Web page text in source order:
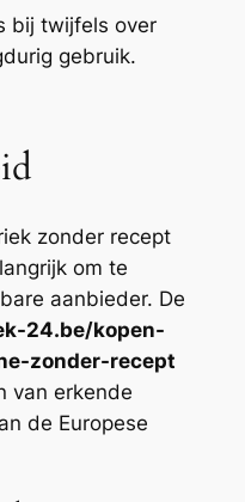
bij twijfels over
gebruik.
zonder recept
om te
aanbieder. De
24.be/kopen-
zonder-recept
van erkende
de Europese